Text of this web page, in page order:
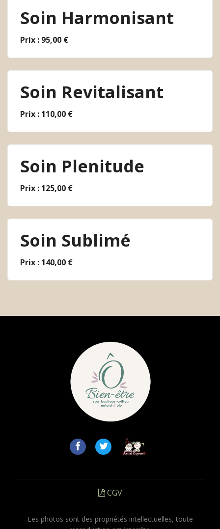
Soin Harmonisant
Prix : 95,00 €
Soin Revitalisant
Prix : 110,00 €
Soin Plenitude
Prix : 125,00 €
Soin Sublimé
Prix : 140,00 €
CGV
Les photos sont des propriétés intellectuelles, toute